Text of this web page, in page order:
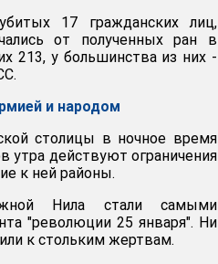
17 гражданских лиц,
от полученных ран в
213, у большинства из них -
и народом
столицы в ночное время
утра действуют ограничения
к ней районы.
Нила стали самыми
"революции 25 января". Ни
к стольким жертвам.